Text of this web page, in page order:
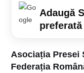
Adaugă
Asociația Presei
Federația